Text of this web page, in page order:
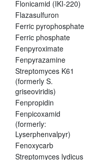
Flonicamid (IKI-220)
Flazasulfuron
Ferric pyrophosphate
Ferric phosphate
Fenpyroximate
Fenpyrazamine
Streptomyces K61
(formerly S.
griseoviridis)
Fenpropidin
Fenpicoxamid
(formerly:
Lyserphenvalpyr)
Fenoxycarb
Streptomyces lydicus